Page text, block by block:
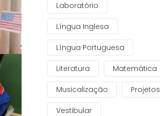
Laboratório
Língua Inglesa
Língua Portuguesa
Literatura Matemática
Musicalização Projetos
Vestibular